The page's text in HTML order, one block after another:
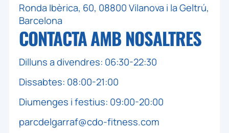
Ronda Ibèrica, 60, 08800 Vilanova i la Geltrú,
Barcelona
CONTACTA AMBNOSALTRES
Dilluns a divendres: 06:30-22:30
Dissabtes: 08:00-21:00
Diumenges i festius: 09:00-20:00
parcdelgarraf@cdo-fitness.com